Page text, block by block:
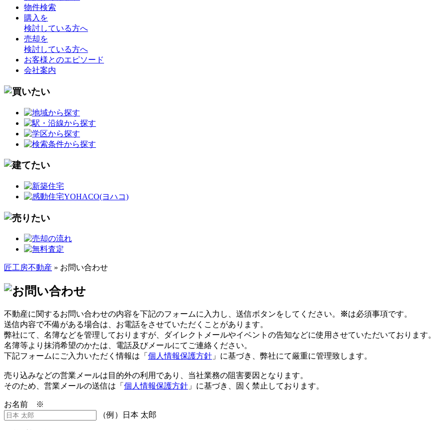
物件検索
購入を
検討している方へ
売却を
検討している方へ
お客様とのエピソード
会社案内
匠工房不動産 » お問い合わせ
不動産に関するお問い合わせの内容を下記のフォームに入力し、送信ボタンをしてください。 ※は必須事項です。
送信内容で不備がある場合は、お電話をさせていただくことがあります。
弊社にて、名簿などを管理しておりますが、ダイレクトメールやイベントの告知などに使用させていただいております。
名簿等より抹消希望のかたは、電話及びメールにてご連絡ください。
下記フォームにご入力いただく情報は「 個人情報保護方針 」に基づき、弊社にて厳重に管理致します。
売り込みなどの営業メールは目的外の利用であり、当社業務の阻害要因となります。
そのため、営業メールの送信は「 個人情報保護方針 」に基づき、固く禁止しております。
お名前 ※
（例）日本 太郎